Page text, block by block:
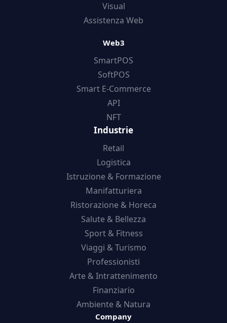
Visual
Assistenza Web
Web3
SmartPOS
SoftPOS
Smart E-Commerce
API
NFT
Industrie
Retail
Logistica
Istruzione & Formazione
Manifatturiera
Ristorazione & Horeca
Salute & Bellezza
Sport & Fitness
Viaggi & Turismo
Professionisti
Arte & Intrattenimento
Finanziario
Ambiente & Natura
Company